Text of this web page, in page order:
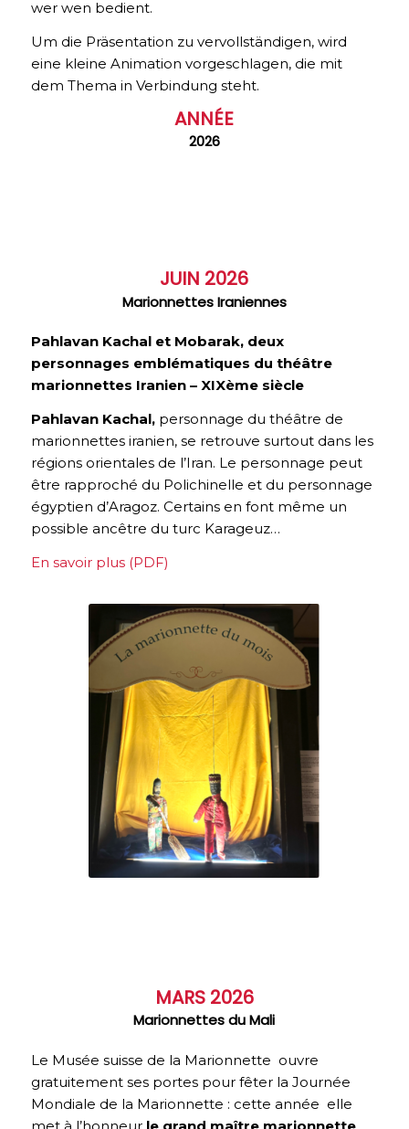
wer wen bedient.
Um die Präsentation zu vervollständigen, wird
eine kleine Animation vorgeschlagen, die mit
dem Thema in Verbindung steht.
ANNÉE
2026
JUIN 2026
Marionnettes Iraniennes
Pahlavan Kachal et Mobarak, deux
personnages emblématiques du théâtre
marionnettes Iranien – XIXème siècle
Pahlavan Kachal, personnage du théâtre de
marionnettes iranien, se retrouve surtout dans les
régions orientales de l’Iran. Le personnage peut
être rapproché du Polichinelle et du personnage
égyptien d’Aragoz. Certains en font même un
possible ancêtre du turc Karageuz…
En savoir plus (PDF)
MARS 2026
Marionnettes du Mali
Le Musée suisse de la Marionnette ouvre
gratuitement ses portes pour fêter la Journée
Mondiale de la Marionnette : cette année elle